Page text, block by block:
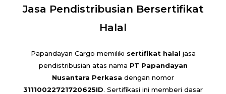
Jasa Pendistribusian Bersertifikat
Halal
Papandayan Cargo memiliki sertifikat halal jasa
pendistribusian atas nama PT Papandayan
Nusantara Perkasa dengan nomor
31110022721720625ID. Sertifikasi ini memberi dasar